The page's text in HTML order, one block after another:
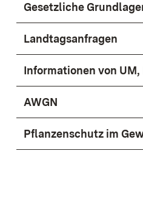
Gesetzliche
Landtagsanfragen
Informationen von
AWGN
Pflanzenschutz im